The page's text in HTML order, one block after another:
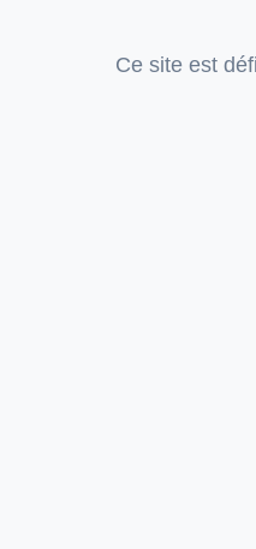
Ce site est